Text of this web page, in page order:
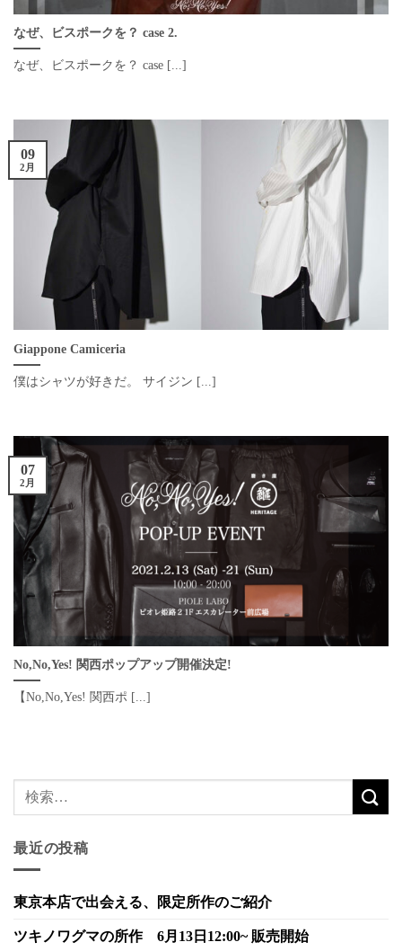
なぜ、ビスポークを？ case 2.
なぜ、ビスポークを？ case [...]
Giappone Camiceria
僕はシャツが好きだ。 サイジン [...]
09
2月
No,No,Yes! 関西ポップアップ開催決定!
【No,No,Yes! 関西ポ [...]
07
2月
最近の投稿
東京本店で出会える、限定所作のご紹介
ツキノワグマの所作 6月13日12:00~ 販売開始